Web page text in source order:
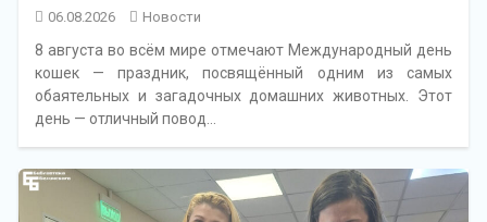
06.08.2026 Новости
8 августа во всём мире отмечают Международный день
кошек — праздник, посвящённый одним из самых
обаятельных и загадочных домашних животных. Этот
день — отличный повод…